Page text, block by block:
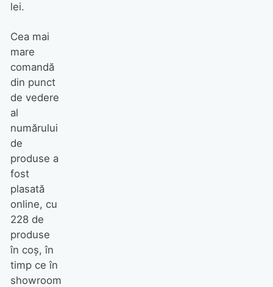
lei.
Cea mai
mare
comandă
din punct
de vedere
al
numărului
de
produse a
fost
plasată
online, cu
228 de
produse
în coș, în
timp ce în
showroom